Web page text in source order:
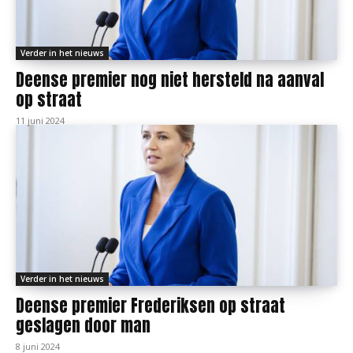
Verder in het nieuws
Deense premier nog niet hersteld na aanval
op straat
11 juni 2024
Verder in het nieuws
Deense premier Frederiksen op straat
geslagen door man
8 juni 2024